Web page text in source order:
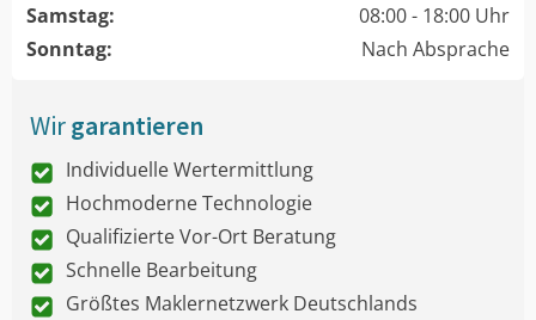
Samstag:
08:00 - 18:00 Uhr
Sonntag:
Nach Absprache
Wirgarantieren
Individuelle Wertermittlung
Hochmoderne Technologie
Qualifizierte Vor-Ort Beratung
Schnelle Bearbeitung
Größtes Maklernetzwerk Deutschlands